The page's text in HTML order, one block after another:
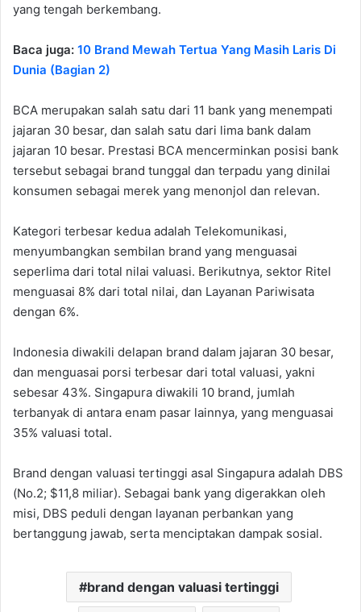
yang tengah berkembang.
Baca juga: 10 Brand Mewah Tertua Yang Masih Laris Di
Dunia (Bagian 2)
BCA merupakan salah satu dari 11 bank yang menempati
jajaran 30 besar, dan salah satu dari lima bank dalam
jajaran 10 besar. Prestasi BCA mencerminkan posisi bank
tersebut sebagai brand tunggal dan terpadu yang dinilai
konsumen sebagai merek yang menonjol dan relevan.
Kategori terbesar kedua adalah Telekomunikasi,
menyumbangkan sembilan brand yang menguasai
seperlima dari total nilai valuasi. Berikutnya, sektor Ritel
menguasai 8% dari total nilai, dan Layanan Pariwisata
dengan 6%.
Indonesia diwakili delapan brand dalam jajaran 30 besar,
dan menguasai porsi terbesar dari total valuasi, yakni
sebesar 43%. Singapura diwakili 10 brand, jumlah
terbanyak di antara enam pasar lainnya, yang menguasai
35% valuasi total.
Brand dengan valuasi tertinggi asal Singapura adalah DBS
(No.2; $11,8 miliar). Sebagai bank yang digerakkan oleh
misi, DBS peduli dengan layanan perbankan yang
bertanggung jawab, serta menciptakan dampak sosial.
brand dengan valuasi tertinggi